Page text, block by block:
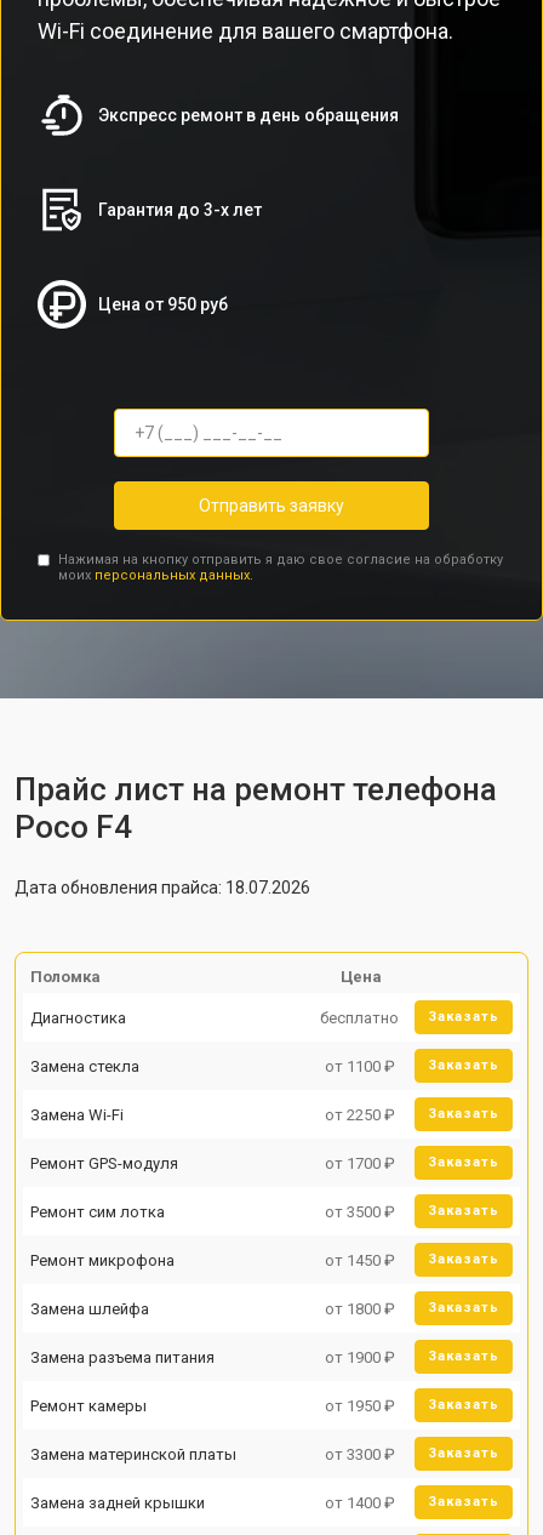
Wi-Fi соединение для вашего смартфона.
Экспресс ремонт в день обращения
Гарантия до 3-х лет
Цена от 950 руб
Отправить заявку
Нажимая на кнопку отправить я даю свое согласие на обработку
моих персональных данных.
Прайс лист на ремонт телефона
Poco F4
Дата обновления прайса: 18.07.2026
Поломка Цена
Диагностика бесплатно Заказать
Замена стекла от 1100 ₽ Заказать
Замена Wi-Fi от 2250 ₽ Заказать
Ремонт GPS-модуля от 1700 ₽ Заказать
Ремонт сим лотка от 3500 ₽ Заказать
Ремонт микрофона от 1450 ₽ Заказать
Замена шлейфа от 1800 ₽ Заказать
Замена разъема питания от 1900 ₽ Заказать
Ремонт камеры от 1950 ₽ Заказать
Замена материнской платы от 3300 ₽ Заказать
Замена задней крышки от 1400 ₽ Заказать